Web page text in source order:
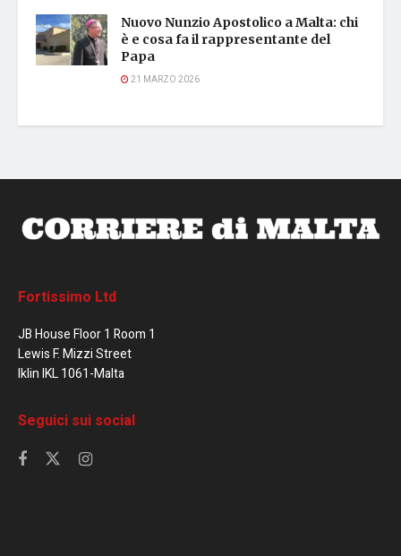
Nuovo Nunzio Apostolico a Malta: chi
è e cosa fa il rappresentante del
Papa
21 MARZO 2026
Fortissimo Ltd
JB House Floor 1 Room 1
Lewis F. Mizzi Street
Iklin IKL 1061-Malta
Seguici sui social